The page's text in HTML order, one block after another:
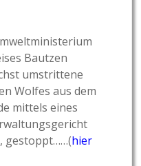
Bautzen
umstrittene
Wolfes aus dem
mittels eines
gestoppt……(hier